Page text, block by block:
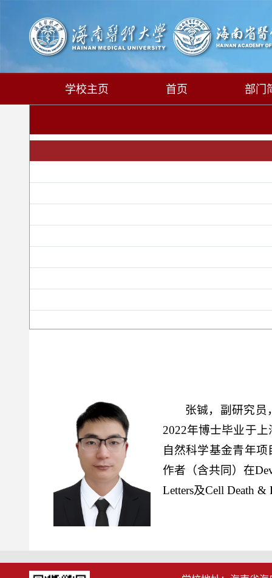
学校主页 首页 部门
张铖，副研究员
2022年博士毕业于
自然科学基金青年
作者（含共同）在
Letters及Cell Death